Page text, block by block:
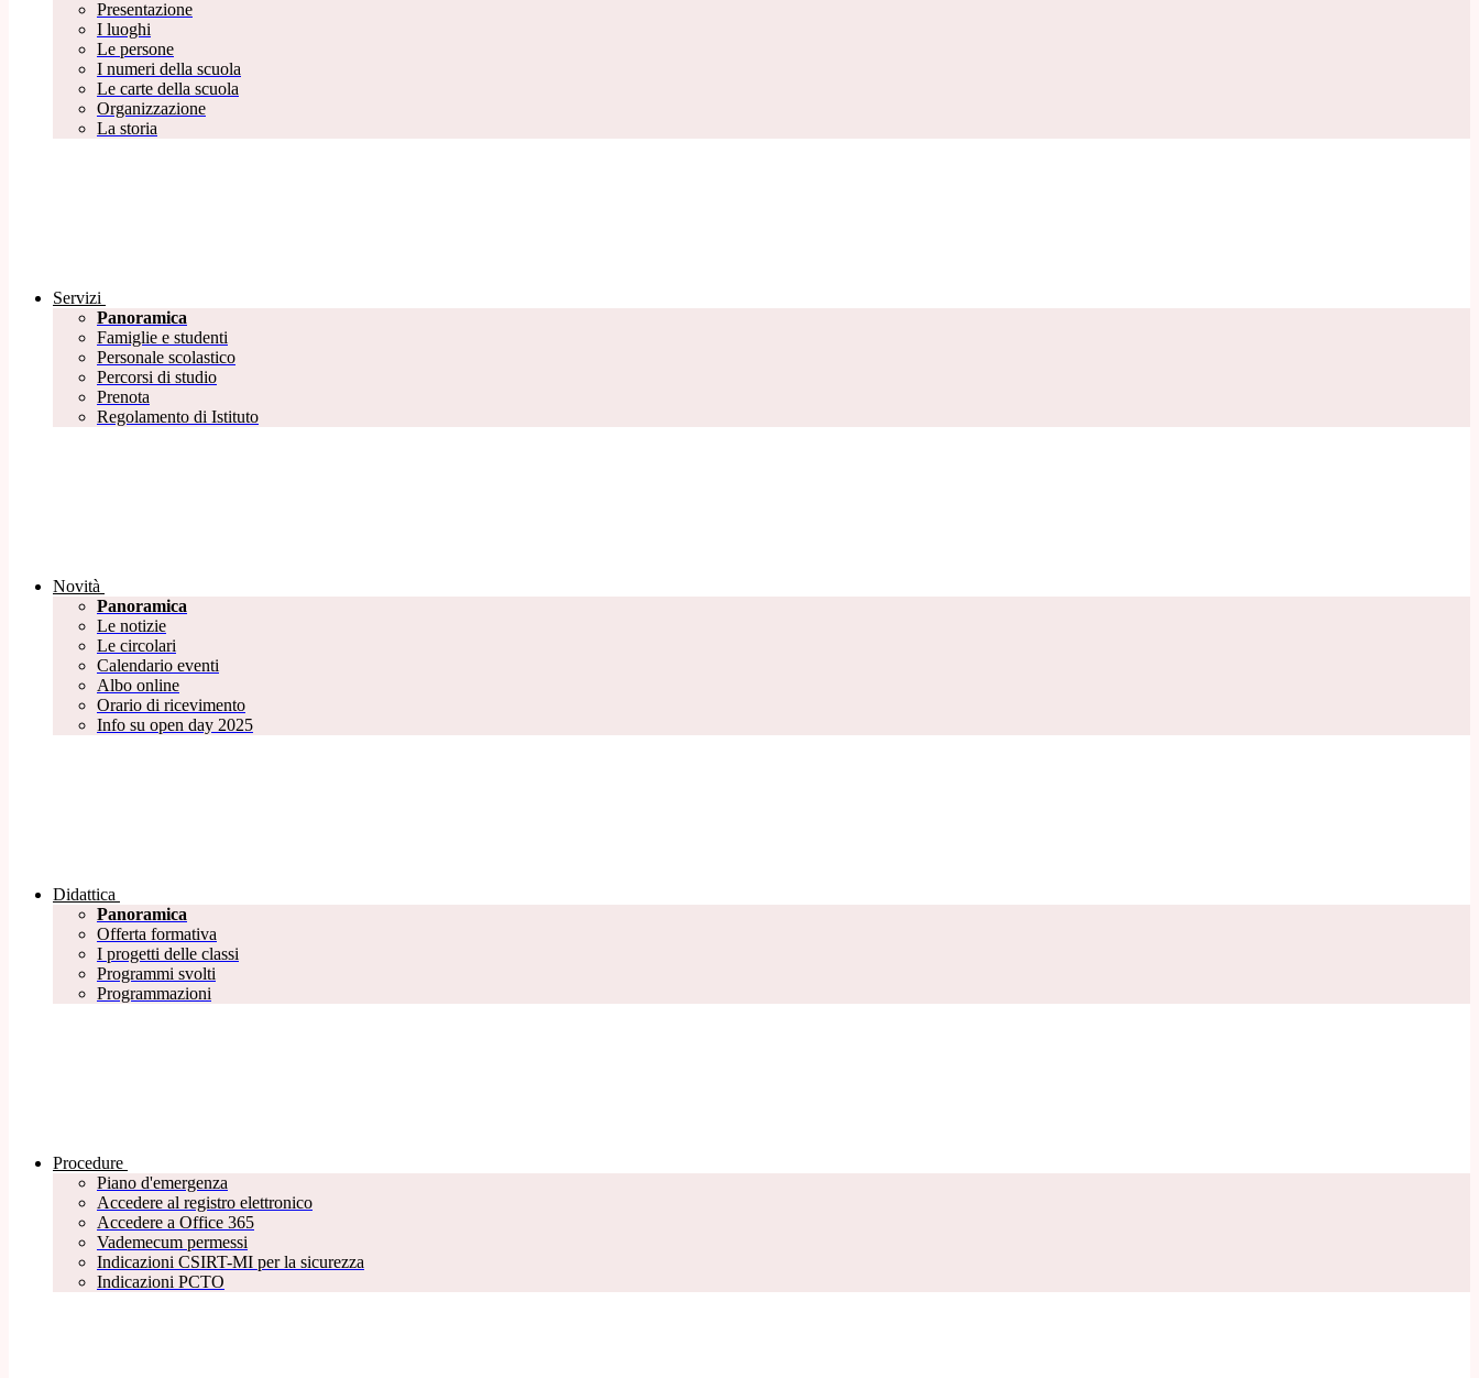
Presentazione
I luoghi
Le persone
I numeri della scuola
Le carte della scuola
Organizzazione
La storia
Servizi
Panoramica
Famiglie e studenti
Personale scolastico
Percorsi di studio
Prenota
Regolamento di Istituto
Novità
Panoramica
Le notizie
Le circolari
Calendario eventi
Albo online
Orario di ricevimento
Info su open day 2025
Didattica
Panoramica
Offerta formativa
I progetti delle classi
Programmi svolti
Programmazioni
Procedure
Piano d'emergenza
Accedere al registro elettronico
Accedere a Office 365
Vademecum permessi
Indicazioni CSIRT-MI per la sicurezza
Indicazioni PCTO